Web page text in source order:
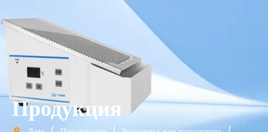
Продукция